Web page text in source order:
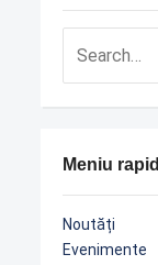
Meniu rapid
Noutăți
Evenimente